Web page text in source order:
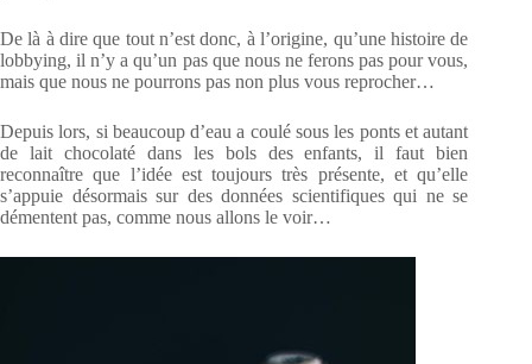
De là à dire que tout n’est donc, à l’origine, qu’une histoire de
lobbying, il n’y a qu’un pas que nous ne ferons pas pour vous,
mais que nous ne pourrons pas non plus vous reprocher…
Depuis lors, si beaucoup d’eau a coulé sous les ponts et autant
de lait chocolaté dans les bols des enfants, il faut bien
reconnaître que l’idée est toujours très présente, et qu’elle
s’appuie désormais sur des données scientifiques qui ne se
démentent pas, comme nous allons le voir…